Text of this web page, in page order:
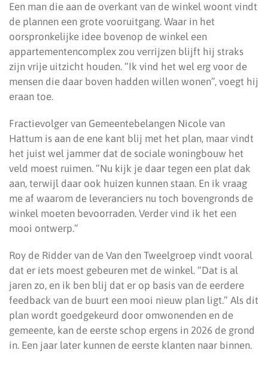
Een man die aan de overkant van de winkel woont vindt
de plannen een grote vooruitgang. Waar in het
oorspronkelijke idee bovenop de winkel een
appartementencomplex zou verrijzen blijft hij straks
zijn vrije uitzicht houden. “Ik vind het wel erg voor de
mensen die daar boven hadden willen wonen”, voegt hij
eraan toe.
Fractievolger van Gemeentebelangen Nicole van
Hattum is aan de ene kant blij met het plan, maar vindt
het juist wel jammer dat de sociale woningbouw het
veld moest ruimen. “Nu kijk je daar tegen een plat dak
aan, terwijl daar ook huizen kunnen staan. En ik vraag
me af waarom de leveranciers nu toch bovengronds de
winkel moeten bevoorraden. Verder vind ik het een
mooi ontwerp.”
Roy de Ridder van de Van den Tweelgroep vindt vooral
dat er iets moest gebeuren met de winkel. “Dat is al
jaren zo, en ik ben blij dat er op basis van de eerdere
feedback van de buurt een mooi nieuw plan ligt.” Als dit
plan wordt goedgekeurd door omwonenden en de
gemeente, kan de eerste schop ergens in 2026 de grond
in. Een jaar later kunnen de eerste klanten naar binnen.